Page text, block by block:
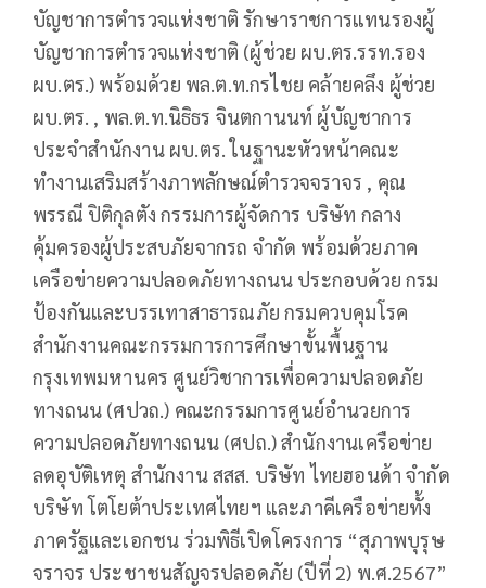
บัญชาการตำรวจแห่งชาติ รักษาราชการแทนรองผู้
บัญชาการตำรวจแห่งชาติ (ผู้ช่วย ผบ.ตร.รรท.รอง
ผบ.ตร.) พร้อมด้วย พล.ต.ท.กรไชย คล้ายคลึง ผู้ช่วย
ผบ.ตร. , พล.ต.ท.นิธิธร จินตกานนท์ ผู้บัญชาการ
ประจำสำนักงาน ผบ.ตร. ในฐานะหัวหน้าคณะ
ทำงานเสริมสร้างภาพลักษณ์ตำรวจจราจร , คุณ
พรรณี ปิติกุลตัง กรรมการผู้จัดการ บริษัท กลาง
คุ้มครองผู้ประสบภัยจากรถ จำกัด พร้อมด้วยภาค
เครือข่ายความปลอดภัยทางถนน ประกอบด้วย กรม
ป้องกันและบรรเทาสาธารณภัย กรมควบคุมโรค
สำนักงานคณะกรรมการการศึกษาขั้นพื้นฐาน
กรุงเทพมหานคร ศูนย์วิชาการเพื่อความปลอดภัย
ทางถนน (ศปวถ.) คณะกรรมการศูนย์อำนวยการ
ความปลอดภัยทางถนน (ศปถ.) สำนักงานเครือข่าย
ลดอุบัติเหตุ สำนักงาน สสส. บริษัท ไทยฮอนด้า จำกัด
บริษัท โตโยต้าประเทศไทยฯ และภาคีเครือข่ายทั้ง
ภาครัฐและเอกชน ร่วมพิธีเปิดโครงการ “สุภาพบุรุษ
จราจร ประชาชนสัญจรปลอดภัย (ปีที่ 2) พ.ศ.2567”